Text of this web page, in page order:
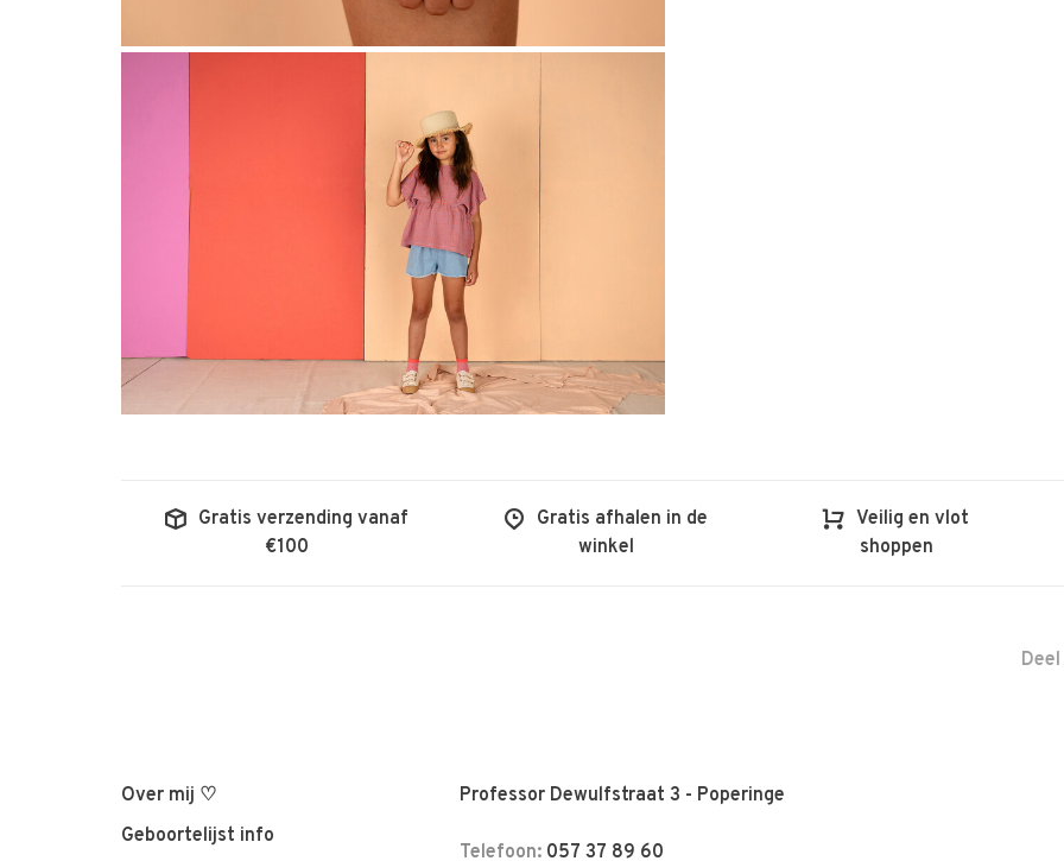
Gratis verzending vanaf
€100
Gratis afhalen in de
winkel
Veilig en vlot
shoppen
Over mij ♡
Geboortelijst info
Professor Dewulfstraat 3 - Poperinge
Telefoon: 057 37 89 60